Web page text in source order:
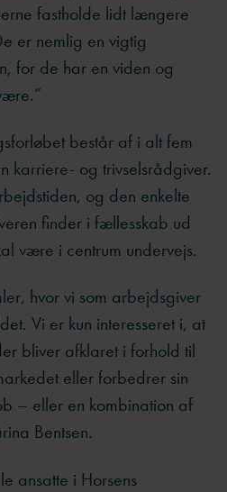
fastholde lidt længere
er nemlig en vigtig
for de har en viden og
består af i alt fem
karriere- og trivselsrådgiver.
og den enkelte
finder i fællesskab ud
være i centrum undervejs.
hvor vi som arbejdsgiver
Vi er kun interesseret i, at
bliver afklaret i forhold til
eller forbedrer sin
– eller en kombination af
Bentsen.
ansatte i Horsens